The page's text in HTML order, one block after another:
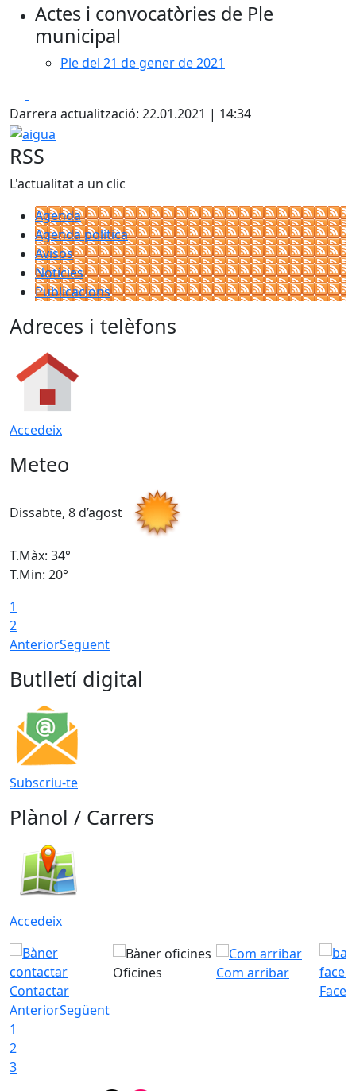
Actes i convocatòries de Ple
municipal
Ple del 21 de gener de 2021
Darrera actualització: 22.01.2021 | 14:34
aigua
RSS
L'actualitat a un clic
Agenda
Agenda política
Avisos
Notícies
Publicacions
Adreces i telèfons
Accedeix
Meteo
Dissabte, 8 d’agost
T.Màx: 34°
T.Min: 20°
1
2
AnteriorSegüent
Butlletí digital
Subscriu-te
Plànol / Carrers
Accedeix
Contactar
Oficines
Com arribar
AnteriorSegüent
1
2
3